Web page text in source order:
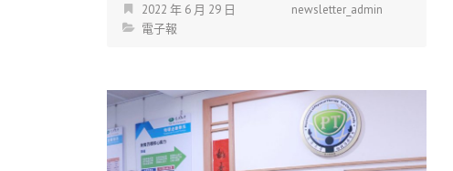
2022 年 6 月 29 日
newsletter_admin
電子報